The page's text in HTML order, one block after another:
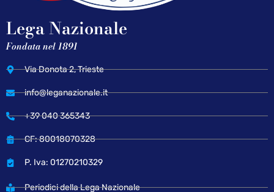
Lega Nazionale
Fondata nel 1891
Via Donota 2, Trieste
info@leganazionale.it
+39 040 365343
CF: 80018070328
P. Iva: 01270210329
Periodici della Lega Nazionale